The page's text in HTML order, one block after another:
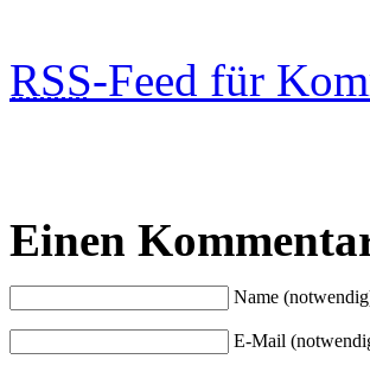
RSS-Feed für
Einen
Name
E-Mail